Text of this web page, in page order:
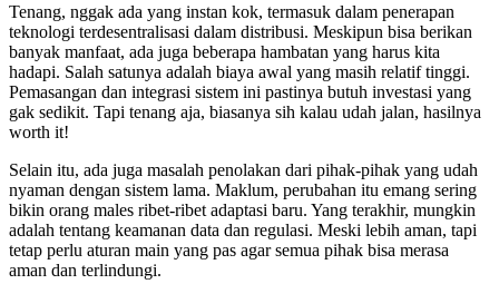
Tenang, nggak ada yang instan kok, termasuk dalam penerapan
teknologi terdesentralisasi dalam distribusi. Meskipun bisa berikan
banyak manfaat, ada juga beberapa hambatan yang harus kita
hadapi. Salah satunya adalah biaya awal yang masih relatif tinggi.
Pemasangan dan integrasi sistem ini pastinya butuh investasi yang
gak sedikit. Tapi tenang aja, biasanya sih kalau udah jalan, hasilnya
worth it!
Selain itu, ada juga masalah penolakan dari pihak-pihak yang udah
nyaman dengan sistem lama. Maklum, perubahan itu emang sering
bikin orang males ribet-ribet adaptasi baru. Yang terakhir, mungkin
adalah tentang keamanan data dan regulasi. Meski lebih aman, tapi
tetap perlu aturan main yang pas agar semua pihak bisa merasa
aman dan terlindungi.